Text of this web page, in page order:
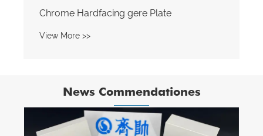
Chrome Hardfacing gere Plate
View More >>
News Commendationes